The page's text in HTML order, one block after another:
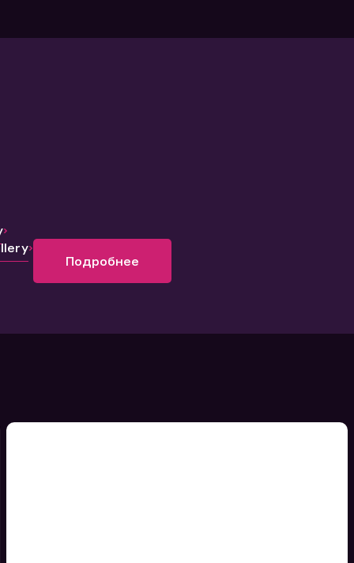
Подробнее